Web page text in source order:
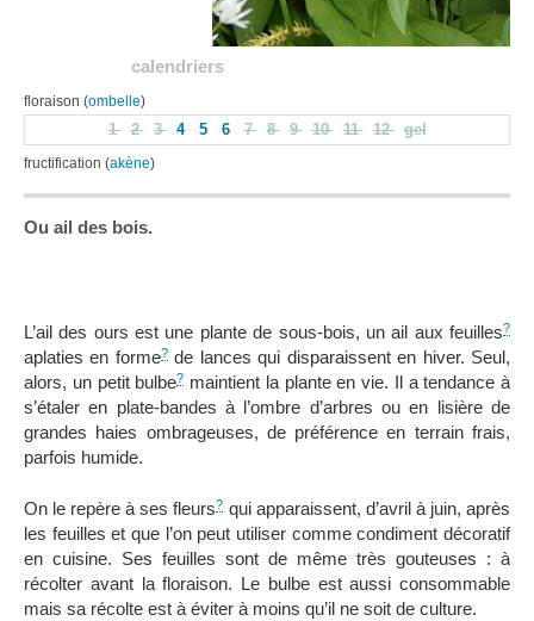
calendriers
floraison (ombelle)
1 2 3 4 5 6 7 8 9 10 11 12 gel
fructification (akène)
Ou ail des bois.
L’ail des ours est une plante de sous-bois, un ail aux feuilles?
aplaties en forme?de lances qui disparaissent en hiver. Seul,
alors, un petit bulbe? maintient la plante en vie. Il a tendance à
s’étaler en plate-bandes à l’ombre d’arbres ou en lisière de
grandes haies ombrageuses, de préférence en terrain frais,
parfois humide.
On le repère à ses fleurs? qui apparaissent, d’avril à juin, après
les feuilles et que l’on peut utiliser comme condiment décoratif
en cuisine. Ses feuilles sont de même très gouteuses : à
récolter avant la floraison. Le bulbe est aussi consommable
mais sa récolte est à éviter à moins qu’il ne soit de culture.